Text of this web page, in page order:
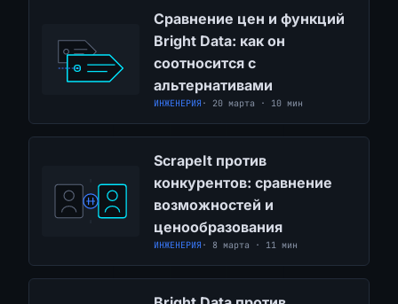
Сравнение цен и функций
Bright Data: как он
соотносится с
альтернативами
ИНЖЕНЕРИЯ · 20 марта · 10 мин
ScrapeIt против
конкурентов: сравнение
возможностей и
ценообразования
ИНЖЕНЕРИЯ · 8 марта · 11 мин